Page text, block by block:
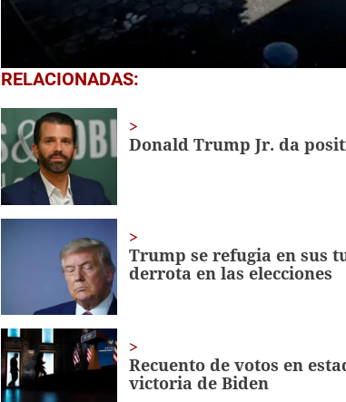
0
seconds
minute,
34
secondsVolume
0%
RELACIONADAS:
Donald Trump Jr. da
Trump se refugia en sus
derrota en las elecciones
Recuento de votos en
victoria de Biden